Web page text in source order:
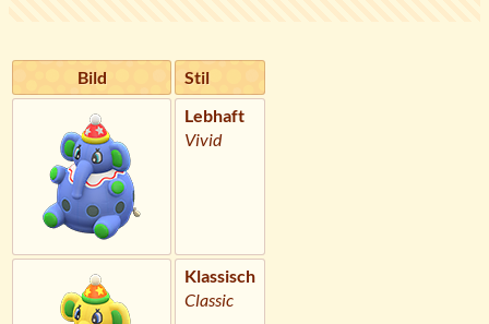
Bild
Stil
Lebhaft
Vivid
Klassisch
Classic